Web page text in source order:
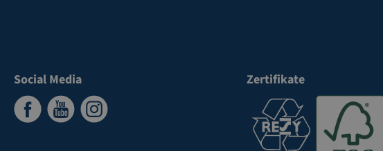
Social Media Zertifikate